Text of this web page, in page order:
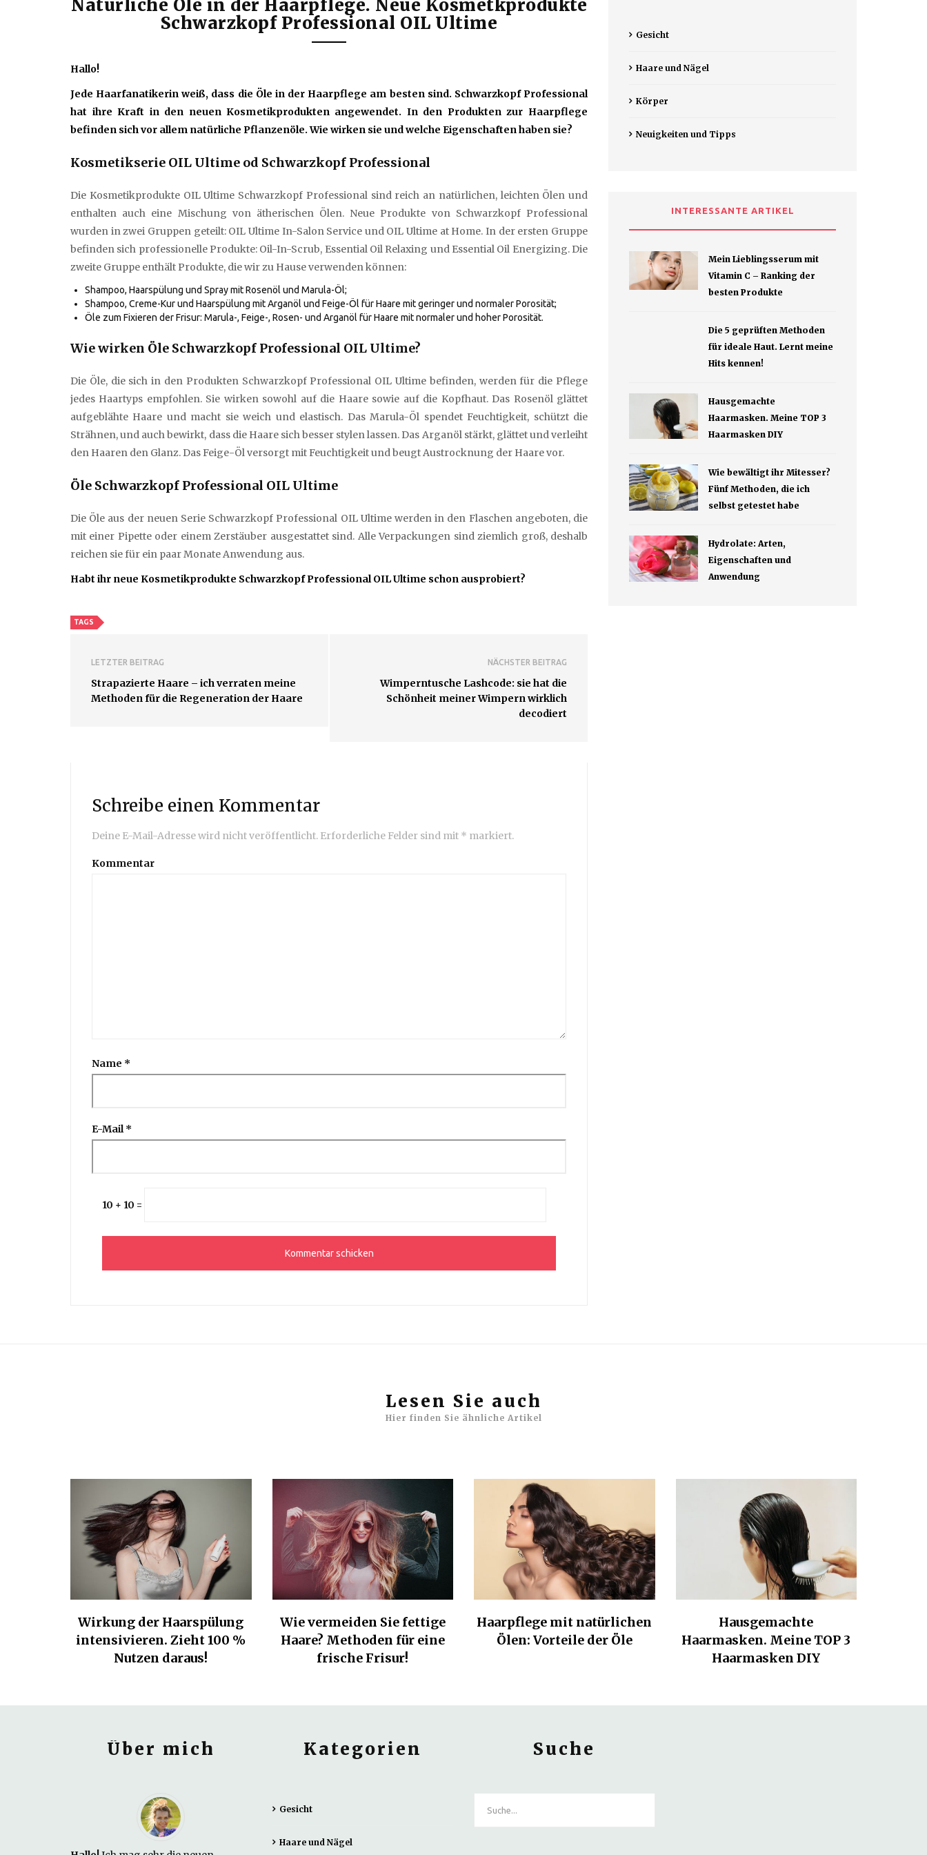
Natürliche Öle in der Haarpflege. Neue Kosmetkprodukte
Schwarzkopf Professional OIL Ultime
Hallo!
Jede Haarfanatikerin weiß, dass die Öle in der Haarpflege am besten sind. Schwarzkopf Professional
hat ihre Kraft in den neuen Kosmetikprodukten angewendet. In den Produkten zur Haarpflege
befinden sich vor allem natürliche Pflanzenöle. Wie wirken sie und welche Eigenschaften haben sie?
Kosmetikserie OIL Ultime od Schwarzkopf Professional
Die Kosmetikprodukte OIL Ultime Schwarzkopf Professional sind reich an natürlichen, leichten Ölen und
enthalten auch eine Mischung von ätherischen Ölen. Neue Produkte von Schwarzkopf Professional
wurden in zwei Gruppen geteilt: OIL Ultime In-Salon Service und OIL Ultime at Home. In der ersten Gruppe
befinden sich professionelle Produkte: Oil-In-Scrub, Essential Oil Relaxing und Essential Oil Energizing. Die
zweite Gruppe enthält Produkte, die wir zu Hause verwenden können:
Shampoo, Haarspülung und Spray mit Rosenöl und Marula-Öl;
Shampoo, Creme-Kur und Haarspülung mit Arganöl und Feige-Öl für Haare mit geringer und normaler Porosität;
Öle zum Fixieren der Frisur: Marula-, Feige-, Rosen- und Arganöl für Haare mit normaler und hoher Porosität.
Wie wirken Öle Schwarzkopf Professional OIL Ultime?
Die Öle, die sich in den Produkten Schwarzkopf Professional OIL Ultime befinden, werden für die Pflege
jedes Haartyps empfohlen. Sie wirken sowohl auf die Haare sowie auf die Kopfhaut. Das Rosenöl glättet
aufgeblähte Haare und macht sie weich und elastisch. Das Marula-Öl spendet Feuchtigkeit, schützt die
Strähnen, und auch bewirkt, dass die Haare sich besser stylen lassen. Das Arganöl stärkt, glättet und verleiht
den Haaren den Glanz. Das Feige-Öl versorgt mit Feuchtigkeit und beugt Austrocknung der Haare vor.
Öle Schwarzkopf Professional OIL Ultime
Die Öle aus der neuen Serie Schwarzkopf Professional OIL Ultime werden in den Flaschen angeboten, die
mit einer Pipette oder einem Zerstäuber ausgestattet sind. Alle Verpackungen sind ziemlich groß, deshalb
reichen sie für ein paar Monate Anwendung aus.
Habt ihr neue Kosmetikprodukte Schwarzkopf Professional OIL Ultime schon ausprobiert?
TAGS
LETZTER BEITRAG
Strapazierte Haare – ich verraten meine
Methoden für die Regeneration der Haare
NÄCHSTER BEITRAG
Wimperntusche Lashcode: sie hat die
Schönheit meiner Wimpern wirklich
decodiert
Schreibe einen Kommentar
Deine E-Mail-Adresse wird nicht veröffentlicht. Erforderliche Felder sind mit * markiert.
Kommentar
Name *
E-Mail*
10 + 10 =
Gesicht
Haare und Nägel
Körper
Neuigkeiten und Tipps
INTERESSANTE ARTIKEL
Mein Lieblingsserum mit
Vitamin C – Ranking der
besten Produkte
Die 5 geprüften Methoden
für ideale Haut. Lernt meine
Hits kennen!
Hausgemachte
Haarmasken. Meine TOP 3
Haarmasken DIY
Wie bewältigt ihr Mitesser?
Fünf Methoden, die ich
selbst getestet habe
Hydrolate: Arten,
Eigenschaften und
Anwendung
Lesen Sie auch
Hier finden Sie ähnliche Artikel
Wirkung der Haarspülung
intensivieren. Zieht 100 %
Nutzen daraus!
Wie vermeiden Sie fettige
Haare? Methoden für eine
frische Frisur!
Haarpflege mit natürlichen
Ölen: Vorteile der Öle
Hausgemachte
Haarmasken. Meine TOP 3
Haarmasken DIY
Über mich Kategorien
Gesicht
Haare und Nägel
Suche